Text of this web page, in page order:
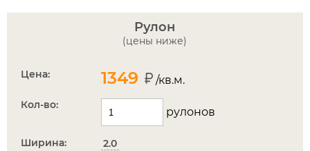
Рулон
(цены ниже)
Цена: 1349 /кв.м.
Кол-во:
рулонов
Ширина: 2.0